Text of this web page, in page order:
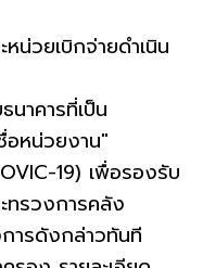
น่วยเบิกจ่ายดำเนิน
นาคารที่เป็น
หน่วยงาน"
19) เพื่อรองรับ
ทรวงการคลัง
การดังกล่าวทันที